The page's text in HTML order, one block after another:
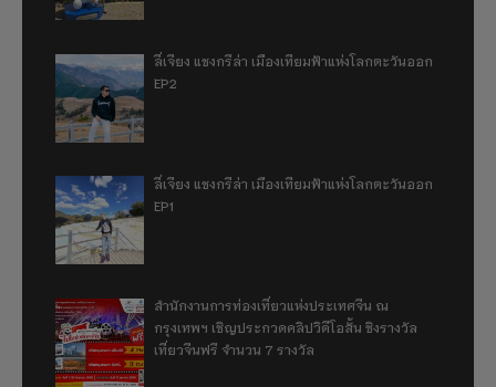
ลี่เจียง แชงกรีล่า เมืองเทียมฟ้าแห่งโลกตะวันออก
EP2
ลี่เจียง แชงกรีล่า เมืองเทียมฟ้าแห่งโลกตะวันออก
EP1
สำนักงานการท่องเที่ยวแห่งประเทศจีน ณ
กรุงเทพฯ เชิญประกวดคลิปวิดีโอสั้น ชิงรางวัล
เที่ยวจีนฟรี จำนวน 7 รางวัล